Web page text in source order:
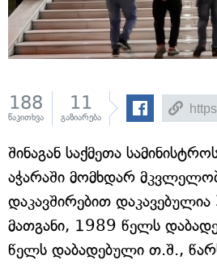
188
წაკითხვა
11
გაზიარება
შინაგან საქმეთა
აჭარაში მომხდარ
დაკავშირებით
მათგანი, 1989 წელს
წელს დაბადებული თ.შ.,